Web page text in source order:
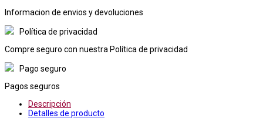
Informacion de envios y devoluciones
Política de privacidad
Compre seguro con nuestra Política de privacidad
Pago seguro
Pagos seguros
Descripción
Detalles de producto